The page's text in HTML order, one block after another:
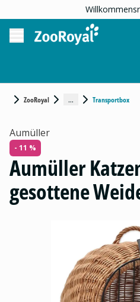
ZooRoyal ... Transportbox
Aumüller
- 11 %
Aumüller
gesottene